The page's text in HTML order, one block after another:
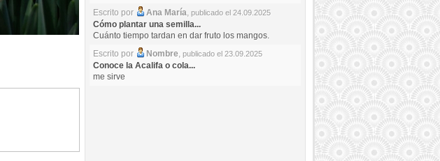
Escrito por
Ana María, publicado el 24.09.2025
Cómo plantar una semilla...
Cuánto tiempo tardan en dar fruto los mangos.
Escrito por
Nombre, publicado el 23.09.2025
Conoce la Acalifa o cola...
me sirve